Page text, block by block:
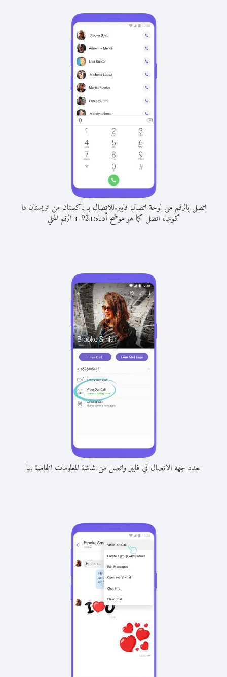
اتصل بالرقم من لوحة اتصال فايبر.للاتصال بـ باكستان من تريستان دا
كونها، اتصل كما هو موضح أدناه:+
92
+الرقم المحلي
حدد جهة الاتصال في فايبر واتصل من شاشة المعلومات الخاصة بها